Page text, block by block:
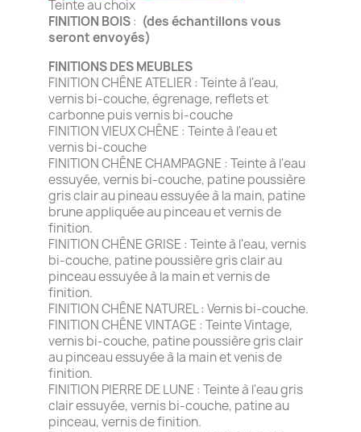
Teinte au choix
FINITION BOIS: (des échantillons vous
seront envoyés)
FINITIONS DES MEUBLES
FINITION CHÊNE ATELIER : Teinte à l'eau,
vernis bi-couche, égrenage, reflets et
carbonne puis vernis bi-couche
FINITION VIEUX CHÊNE : Teinte à l'eau et
vernis bi-couche
FINITION CHÊNE CHAMPAGNE : Teinte à l'eau
essuyée, vernis bi-couche, patine poussière
gris clair au pineau essuyée à la main, patine
brune appliquée au pinceau et vernis de
finition.
FINITION CHÊNE GRISE : Teinte à l'eau, vernis
bi-couche, patine poussière gris clair au
pinceau essuyée à la main et vernis de
finition.
FINITION CHÊNE NATUREL : Vernis bi-couche.
FINITION CHÊNE VINTAGE : Teinte Vintage,
vernis bi-couche, patine poussière gris clair
au pinceau essuyée à la main et venis de
finition.
FINITION PIERRE DE LUNE : Teinte à l'eau gris
clair essuyée, vernis bi-couche, patine au
pinceau, vernis de finition.